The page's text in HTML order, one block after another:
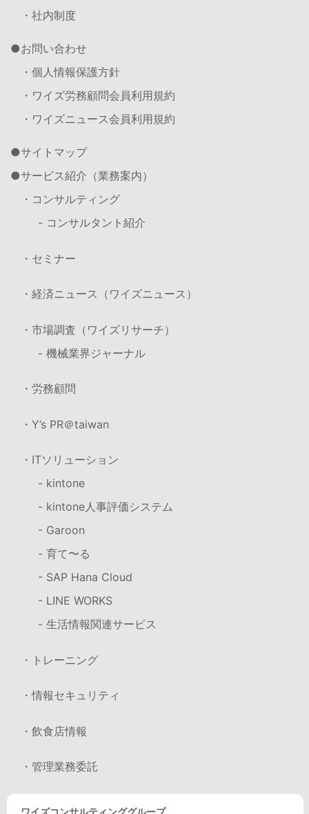
・社内制度
お問い合わせ
・個人情報保護方針
・ワイズ労務顧問会員利用規約
・ワイズニュース会員利用規約
サイトマップ
サービス紹介（業務案内）
・コンサルティング
- コンサルタント紹介
・セミナー
・経済ニュース（ワイズニュース）
・市場調査（ワイズリサーチ）
- 機械業界ジャーナル
・労務顧問
・Y’s PR＠taiwan
・ITソリューション
- kintone
- kintone人事評価システム
- Garoon
- 育て〜る
- SAP Hana Cloud
- LINE WORKS
- 生活情報関連サービス
・トレーニング
・情報セキュリティ
・飲食店情報
・管理業務委託
ワイズコンサルティンググループ